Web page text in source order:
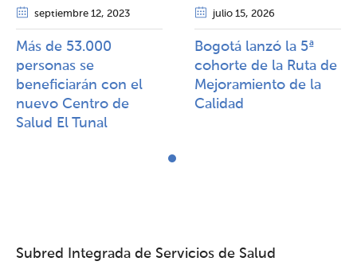
septiembre 12, 2023
Más de 53.000
personas se
beneficiarán con el
nuevo Centro de
Salud El Tunal
julio 15, 2026
Bogotá lanzó la 5ª
cohorte de la Ruta de
Mejoramiento de la
Calidad​​
Subred Integrada de Servicios de Salud